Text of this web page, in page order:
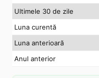
Ultimele 30 de zile
Luna curentă
Luna anterioară
Anul anterior